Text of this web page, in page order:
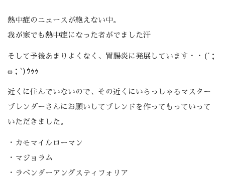
熱中症のニュースが絶えない中。
我が家でも熱中症になった者がでました汗
そして予後あまりよくなく、胃腸炎に発展しています・・(´；
ω；`)ｳｩｩ
近くに住んでいないので、その近くにいらっしゃるマスター
ブレンダーさんにお願いしてブレンドを作ってもっていって
いただきました。
・カモマイルローマン
・マジョラム
・ラベンダーアングスティフォリア